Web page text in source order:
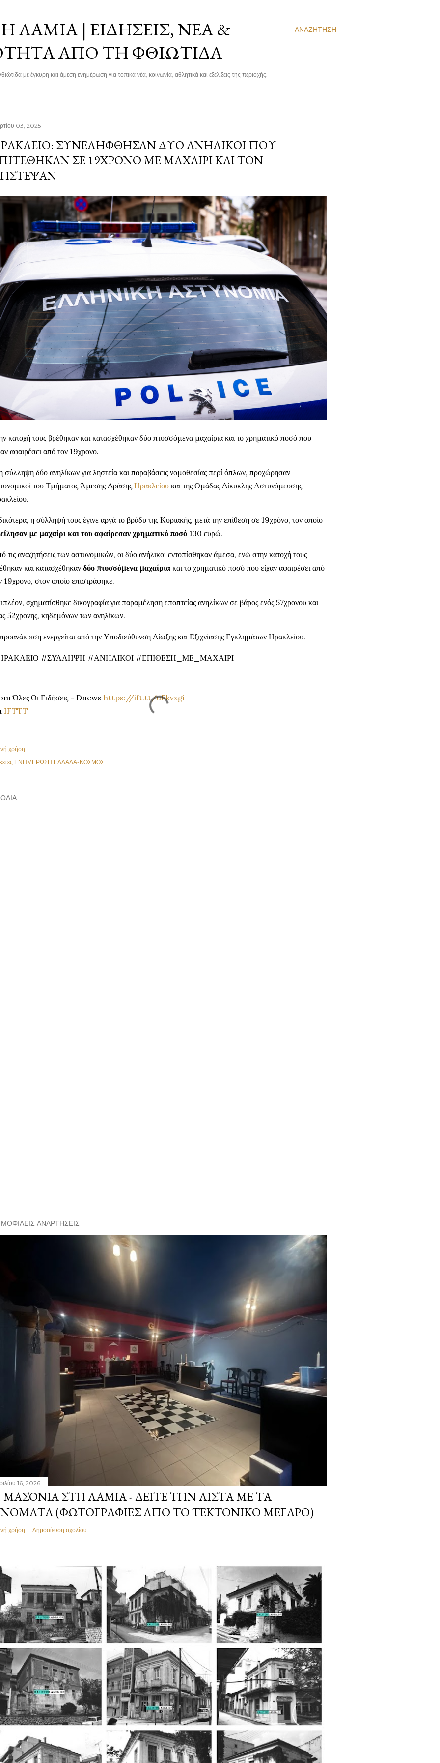
ΑΝΑΖΉΤΗΣΗ
ΛΑΜΊΑ | ΕΙΔΉΣΕΙΣ, ΝΈΑ &
ΑΠΌ ΤΗ ΦΘΙΏΤΙΔΑ
με έγκυρη και άμεση ενημέρωση για τοπικά νέα, κοινωνία, αθλητικά και εξελίξεις της περιοχής.
03, 2025
ΣΥΝΕΛΉΦΘΗΣΑΝ ΔΎΟ ΑΝΉΛΙΚΟΙ ΠΟΥ
ΣΕ 19ΧΡΟΝΟ ΜΕ ΜΑΧΑΊΡΙ ΚΑΙ ΤΟΝ
κατοχή τους βρέθηκαν και κατασχέθηκαν δύο πτυσσόμενα μαχαίρια και το χρηματικό ποσό που
αφαιρέσει από τον 19χρονο.
σύλληψη δύο ανηλίκων για ληστεία και παραβάσεις νομοθεσίας περί όπλων, προχώρησαν
του Τμήματος Άμεσης Δράσης Ηρακλείου και της Ομάδας Δίκυκλης Αστυνόμευσης
η σύλληψή τους έγινε αργά το βράδυ της Κυριακής, μετά την επίθεση σε 19χρόνο, τον οποίο
με μαχαίρι και του αφαίρεσαν χρηματικό ποσό 130 ευρώ.
τις αναζητήσεις των αστυνομικών, οι δύο ανήλικοι εντοπίσθηκαν άμεσα, ενώ στην κατοχή τους
και κατασχέθηκαν δύο πτυσσόμενα μαχαίρια και το χρηματικό ποσό που είχαν αφαιρέσει από
19χρονο, στον οποίο επιστράφηκε.
σχηματίσθηκε δικογραφία για παραμέληση εποπτείας ανηλίκων σε βάρος ενός 57χρονου και
52χρονης, κηδεμόνων των ανηλίκων.
ενεργείται από την Υποδιεύθυνση Δίωξης και Εξιχνίασης Εγκλημάτων Ηρακλείου.
#ΣΥΛΛΗΨΗ #ΑΝΗΛΙΚΟΙ #ΕΠΙΘΕΣΗ_ΜΕ_ΜΑΧΑΙΡΙ
Όλες Οι Ειδήσεις - Dnews https://ift.tt/uRkvxgi
IFTTT
χρήση
ΕΝΗΜΕΡΩΣΗ ΕΛΛΑΔΑ-ΚΟΣΜΟΣ
ΑΝΑΡΤΉΣΕΙΣ
16, 2026
ΣΤΗ ΛΑΜΊΑ - ΔΕΊΤΕ ΤΗΝ ΛΊΣΤΑ ΜΕ ΤΑ
(ΦΩΤΟΓΡΑΦΊΕΣ ΑΠΌ ΤΟ ΤΕΚΤΟΝΙΚΌ ΜΈΓΑΡΟ)
χρήση Δημοσίευση σχολίου